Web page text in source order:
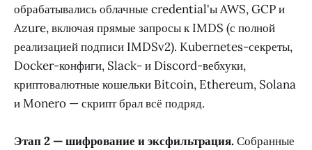
обрабатывались облачные credential'ы AWS, GCP и
Azure, включая прямые запросы к IMDS (с полной
реализацией подписи IMDSv2). Kubernetes-секреты,
Docker-конфиги, Slack- и Discord-вебхуки,
криптовалютные кошельки Bitcoin, Ethereum, Solana
и Monero — скрипт брал всё подряд.
Этап 2 — шифрование и эксфильтрация.Собранные